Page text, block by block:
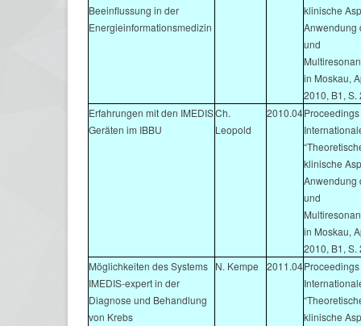
Beeinflussung in der
Energieinformationsmedizin
klinische
Anwendung
und
in Moskau,
2010, B1, S.
Erfahrungen mit den IMEDIS
Geräten im IBBU
Ch.
Leopold
2010.04
klinische
Anwendung
und
in Moskau,
2010, B1, S.
Möglichkeiten des Systems
IMEDIS-expert in der
Diagnose und Behandlung
von Krebs
N. Kempe 2011.04
klinische